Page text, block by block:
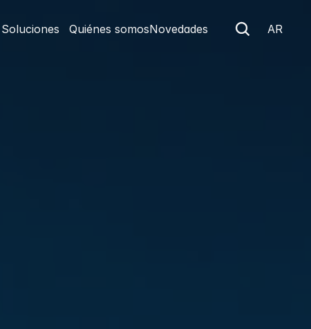
Soluciones Quiénes somosNovedades AR